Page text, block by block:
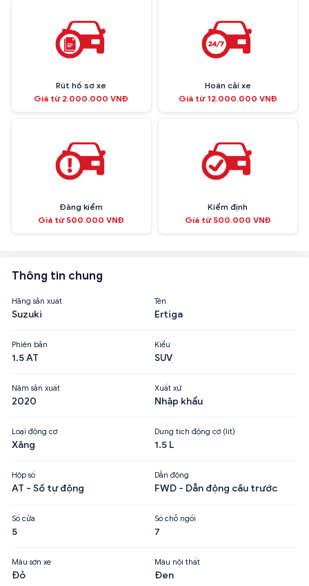
Rút hồ sơ xe
Giá từ 2.000.000 VNĐ
Hoán cải xe
Giá từ 12.000.000 VNĐ
Đăng kiểm
Giá từ 500.000 VNĐ
Kiểm định
Giá từ 500.000 VNĐ
Thông tin chung
Hãng sản xuất
Suzuki
Tên
Ertiga
Phiên bản
1.5 AT
Kiểu
SUV
Năm sản xuất
2020
Xuất xứ
Nhập khẩu
Loại động cơ
Xăng
Dung tích động cơ (lít)
1.5 L
Hộp số
AT - Số tự động
Dẫn động
FWD - Dẫn động cầu trước
Số cửa
5
Số chỗ ngồi
7
Màu sơn xe
Đỏ
Màu nội thất
Đen